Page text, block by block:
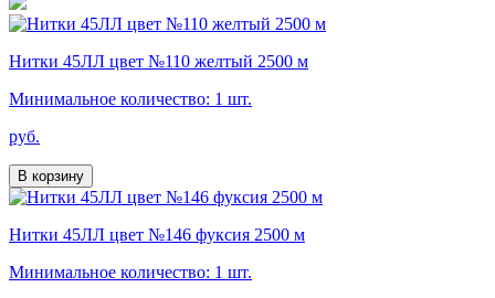
Нитки 45ЛЛ цвет №110 желтый 2500 м
Минимальное количество: 1 шт.
руб.
В корзину
Нитки 45ЛЛ цвет №146 фуксия 2500 м
Минимальное количество: 1 шт.